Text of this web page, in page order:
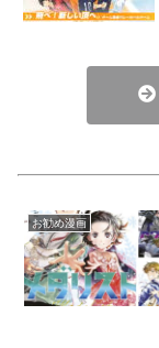
お勧め漫画